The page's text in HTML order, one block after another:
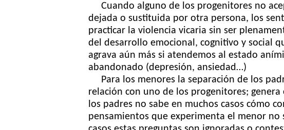
Cuando alguno de los progenitores no
dejada o sustituida por otra persona, los
practicar la violencia vicaria sin ser
del desarrollo emocional, cognitivo y social
agrava aún más si atendemos al estado
abandonado (depresión, ansiedad…)
Para los menores la separación de los
relación con uno de los progenitores;
los padres no sabe en muchos casos cómo
pensamientos que experimenta el menor